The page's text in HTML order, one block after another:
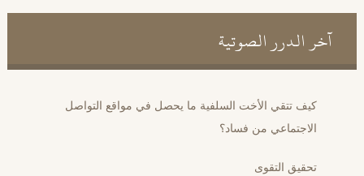
آخر الدرر الصوتية
كيف تتقي الأخت السلفية ما يحصل في مواقع التواصل
الاجتماعي من فساد؟
تحقيق التقوى